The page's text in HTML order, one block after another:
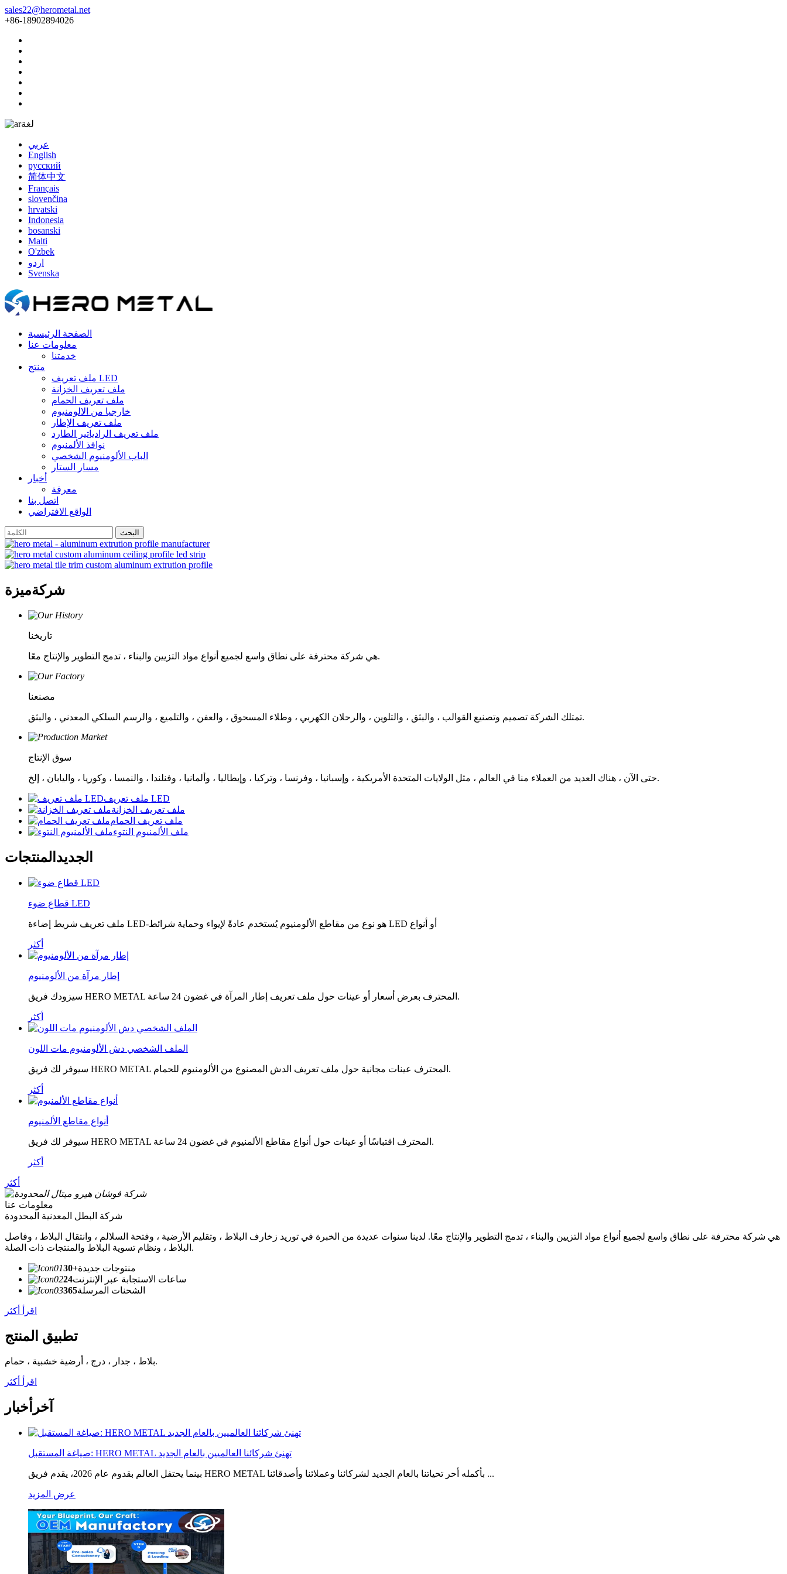
sales22@herometal.net
+86-18902894026
لغة
عربي
English
русский
简体中文
Français
slovenčina
hrvatski
Indonesia
bosanski
Malti
O'zbek
اردو
Svenska
الصفحة الرئيسية
معلومات عنا
خدمتنا
منتج
ملف تعريف LED
ملف تعريف الخزانة
ملف تعريف الحمام
خارجيا من الالومنيوم
ملف تعريف الإطار
ملف تعريف الرادياتير الطارد
نوافذ الألمنيوم
الباب الألومنيوم الشخصي
مسار الستار
أخبار
معرفة
اتصل بنا
الواقع الافتراضي
شركةميزة
تاريخنا
هي شركة محترفة على نطاق واسع لجميع أنواع مواد التزيين والبناء ، تدمج التطوير والإنتاج معًا.
مصنعنا
تمتلك الشركة تصميم وتصنيع القوالب ، والبثق ، والتلوين ، والرحلان الكهربي ، وطلاء المسحوق ، والعفن ، والتلميع ، والرسم السلكي المعدني ، والبثق.
سوق الإنتاج
حتى الآن ، هناك العديد من العملاء منا في العالم ، مثل الولايات المتحدة الأمريكية ، وإسبانيا ، وفرنسا ، وتركيا ، وإيطاليا ، وألمانيا ، وفنلندا ، والنمسا ، وكوريا ، واليابان ، إلخ.
ملف تعريف LED
ملف تعريف الخزانة
ملف تعريف الحمام
ملف الألمنيوم النتوء
الجديد المنتجات
قطاع ضوء LED
ملف تعريف شريط إضاءة LED-هو نوع من مقاطع الألومنيوم يُستخدم عادةً لإيواء وحماية شرائط LED أو أنواع
أكثر
إطار مرآة من الألومنيوم
سيزودك فريق HERO METAL المحترف بعرض أسعار أو عينات حول ملف تعريف إطار المرآة في غضون 24 ساعة.
أكثر
الملف الشخصي دش الألومنيوم مات اللون
سيوفر لك فريق HERO METAL المحترف عينات مجانية حول ملف تعريف الدش المصنوع من الألومنيوم للحمام.
أكثر
أنواع مقاطع الألمنيوم
سيوفر لك فريق HERO METAL المحترف اقتباسًا أو عينات حول أنواع مقاطع الألمنيوم في غضون 24 ساعة.
أكثر
أكثر
معلومات عنا
شركة البطل المعدنية المحدودة
هي شركة محترفة على نطاق واسع لجميع أنواع مواد التزيين والبناء ، تدمج التطوير والإنتاج معًا. لدينا سنوات عديدة من الخبرة في توريد زخارف البلاط ، وتقليم الأرضية ، وفتحة السلالم ، وانتقال البلاط ، وفاصل
البلاط ، ونظام تسوية البلاط والمنتجات ذات الصلة.
30+منتوجات جديدة
24ساعات الاستجابة عبر الإنترنت
365الشحنات المرسلة
اقرأ أكثر
تطبيق المنتج
بلاط ، جدار ، درج ، أرضية خشبية ، حمام.
اقرأ أكثر
آخر أخبار
صياغة المستقبل: HERO METAL تهنئ شركائنا العالميين بالعام الجديد
بينما يحتفل العالم بقدوم عام 2026، يقدم فريق HERO METAL بأكمله أحر تحياتنا بالعام الجديد لشركائنا وعملائنا وأصدقائنا ...
عرض المزيد